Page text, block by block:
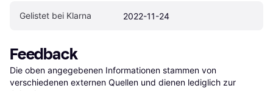
Gelistet bei Klarna 2022-11-24
Feedback
Die oben angegebenen Informationen stammen von
verschiedenen externen Quellen und dienen lediglich zur